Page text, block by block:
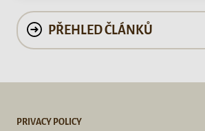
PŘEHLED ČLÁNKŮ
PRIVACY POLICY